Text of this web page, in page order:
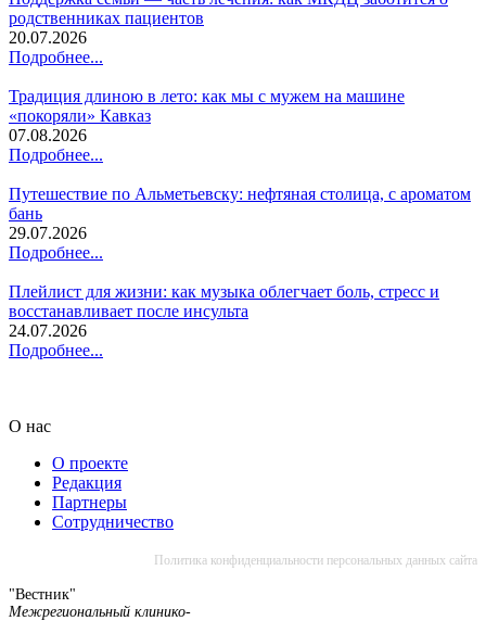
родственниках пациентов
20.07.2026
Подробнее...
Традиция длиною в лето: как мы с мужем на машине
«покоряли» Кавказ
07.08.2026
Подробнее...
Путешествие по Альметьевску: нефтяная столица, с ароматом
бань
29.07.2026
Подробнее...
Плейлист для жизни: как музыка облегчает боль, стресс и
восстанавливает после инсульта
24.07.2026
Подробнее...
О нас
О проекте
Редакция
Партнеры
Сотрудничество
Политика конфиденциальности персональных данных сайта
"Вестник"
Межрегиональный клинико-